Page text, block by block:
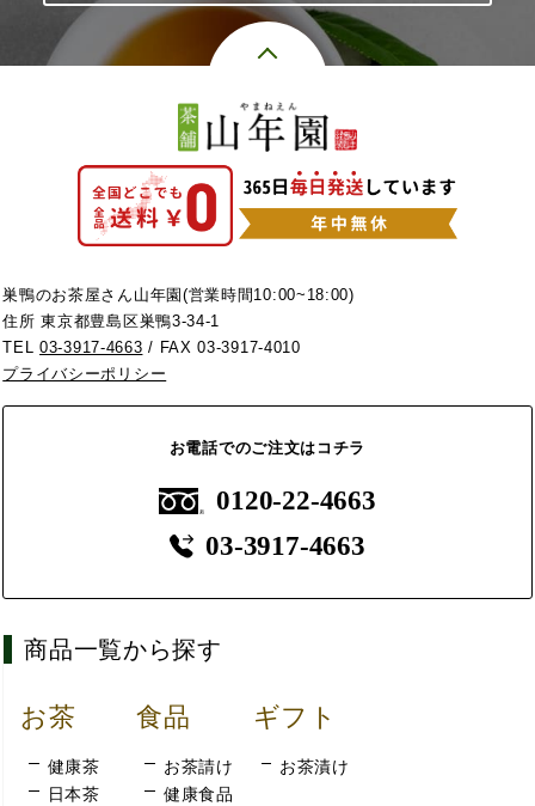
巣鴨のお茶屋さん山年園(営業時間10:00~18:00)
住所 東京都豊島区巣鴨3-34-1
TEL03-3917-4663 / FAX 03-3917-4010
プライバシーポリシー
お電話でのご注文はコチラ
0120-22-4663
03-3917-4663
商品一覧から探す
お茶
健康茶
日本茶
食品
お茶請け
健康食品
ギフト
お茶漬け